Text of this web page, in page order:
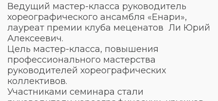
Ведущий мастер-класса руководитель
хореографического ансамбля «Енари»,
лауреат премии клуба меценатов Ли Юрий
Алексеевич.
Цель мастер-класса, повышения
профессионального мастерства
руководителей хореографических
коллективов.
Участниками семинара стали